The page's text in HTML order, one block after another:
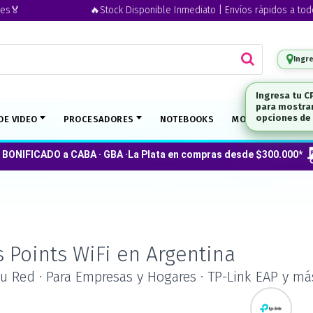
🔥Stock Disponible Inmediato | Envíos rápidos a todo
VIDEO PROCESADORES NOTEBOOKS MONITORES
a CABA · GBA ·La Plata en compras desde $300.000*
Points WiFi en Argentina
Red · Para Empresas y Hogares · TP-Link EAP y
Ingresa tu
para
opciones de